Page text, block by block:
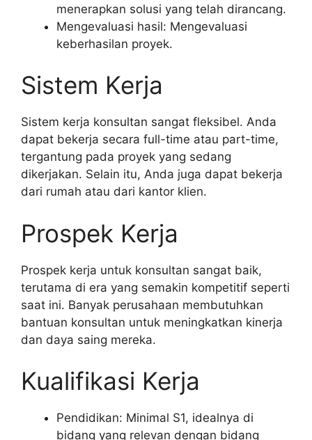
menerapkan solusi yang telah dirancang.
Mengevaluasi hasil: Mengevaluasi
keberhasilan proyek.
Sistem Kerja
Sistem kerja konsultan sangat fleksibel. Anda
dapat bekerja secara full-time atau part-time,
tergantung pada proyek yang sedang
dikerjakan. Selain itu, Anda juga dapat bekerja
dari rumah atau dari kantor klien.
Prospek Kerja
Prospek kerja untuk konsultan sangat baik,
terutama di era yang semakin kompetitif seperti
saat ini. Banyak perusahaan membutuhkan
bantuan konsultan untuk meningkatkan kinerja
dan daya saing mereka.
Kualifikasi Kerja
Pendidikan: Minimal S1, idealnya di
bidang yang relevan dengan bidang